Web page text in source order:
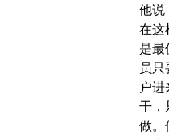
他说
在这
是最
员
户
干，
做。